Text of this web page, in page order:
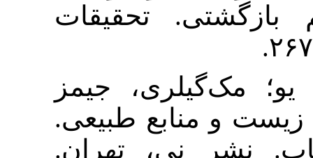
تحقیقات
۳. پرمن، راجر؛ ما، یو؛ مک‌گیل‎ری، جیمز
منابع طبیعی.
نی، تهران.